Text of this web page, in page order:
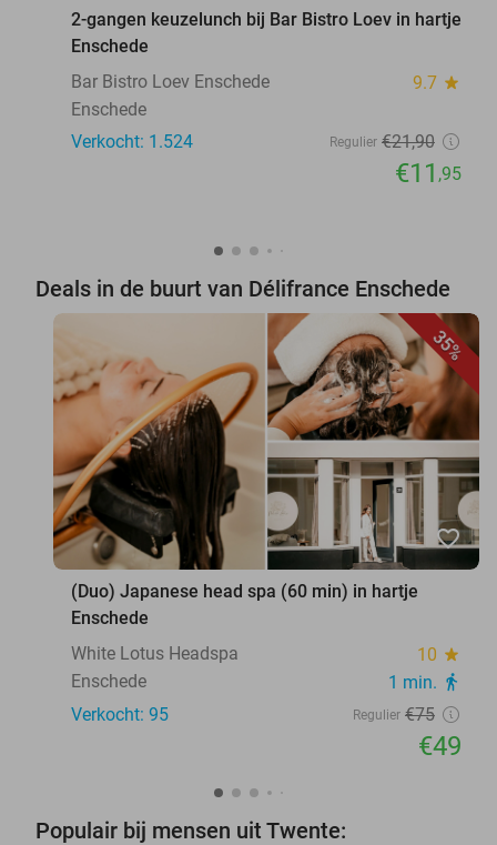
2-gangen keuzelunch bij Bar Bistro Loev in hartje
Enschede
Bar Bistro Loev Enschede
9.7 star
Enschede
Verkocht: 1.524
Regulier €21,90
€11 ,95
Deals in de buurt van Délifrance Enschede
35%
favorite_border
(Duo) Japanese head spa (60 min) in hartje
Enschede
White Lotus Headspa
10 star
Enschede 1 min. directions_walk
Verkocht: 95 Regulier €75
€49
Populair bij mensen uit Twente: